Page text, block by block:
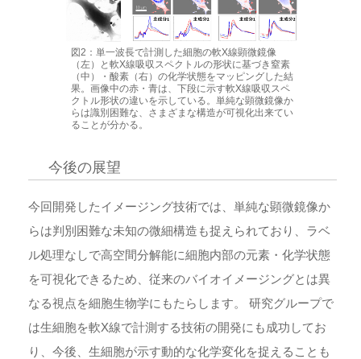
図2：単一波長で計測した細胞の軟X線顕微鏡像
（左）と軟X線吸収スペクトルの形状に基づき窒素
（中）・酸素（右）の化学状態をマッピングした結
果。画像中の赤・青は、下段に示す軟X線吸収スペ
クトル形状の違いを示している。単純な顕微鏡像か
らは識別困難な、さまざまな構造が可視化出来てい
ることが分かる。
今後の展望
今回開発したイメージング技術では、単純な顕微鏡像か
らは判別困難な未知の微細構造も捉えられており、ラベ
ル処理なしで高空間分解能に細胞内部の元素・化学状態
を可視化できるため、従来のバイオイメージングとは異
なる視点を細胞生物学にもたらします。 研究グループで
は生細胞を軟X線で計測する技術の開発にも成功してお
り、今後、生細胞が示す動的な化学変化を捉えることも